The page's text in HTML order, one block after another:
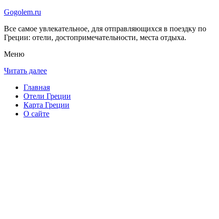
Gogolem.ru
Все самое увлекательное, для отправляющихся в поездку по
Греции: отели, достопримечательности, места отдыха.
Меню
Читать далее
Главная
Отели Греции
Карта Греции
О сайте